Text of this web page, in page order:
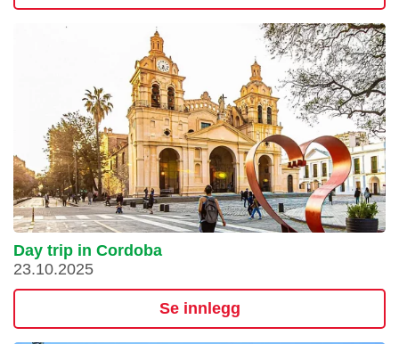
Day trip in Cordoba
23.10.2025
Se innlegg